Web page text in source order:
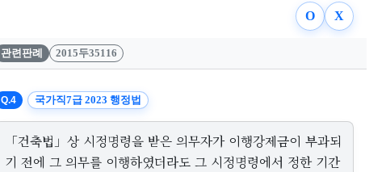
O X
관련판례 2015두35116
Q.4 국가직7급 2023 행정법
「건축법」상 시정명령을 받은 의무자가 이행강제금이 부과되
기 전에 그 의무를 이행하였더라도 그 시정명령에서 정한 기간